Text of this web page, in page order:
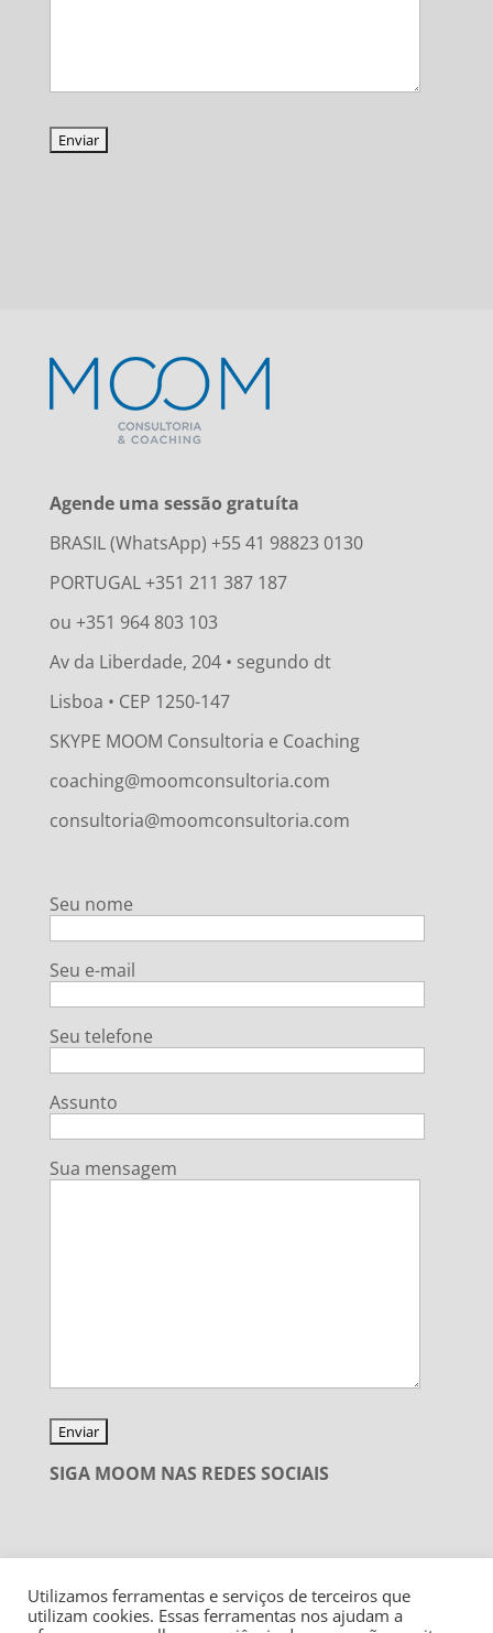
Agende uma sessão gratuíta
BRASIL (WhatsApp) +55 41 98823 0130
PORTUGAL +351 211 387 187
ou +351 964 803 103
Av da Liberdade, 204 • segundo dt
Lisboa • CEP 1250-147
SKYPE MOOM Consultoria e Coaching
coaching@moomconsultoria.com
consultoria@moomconsultoria.com
Seu nome
Seu e-mail
Seu telefone
Assunto
Sua mensagem
SIGA MOOM NAS REDES SOCIAIS
Utilizamos ferramentas e serviços de terceiros que
utilizam cookies. Essas ferramentas nos ajudam a